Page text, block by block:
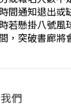
間通知退出或
若懸掛八號
，突破書廊將
們